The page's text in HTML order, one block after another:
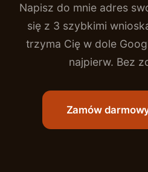
Napisz do mnie adres
się z 3 szybkimi
trzyma Cię w dole
najpierw. Bez
Zamów